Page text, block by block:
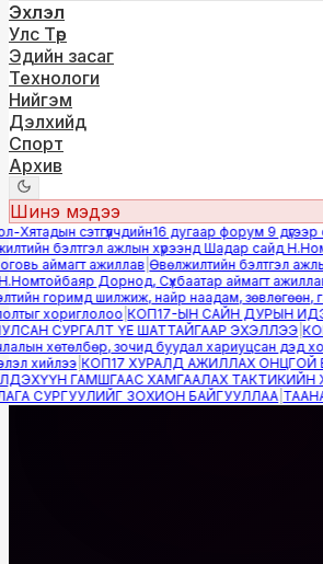
Эхлэл
Улс Төр
Эдийн засаг
Технологи
Нийгэм
Дэлхийд
Спорт
Архив
Шинэ мэдээ
сэтгүүлчдийн16 дугаар форум 9 дүгээр
бэлтгэл ажлын хүрээнд Шадар сайд
аймагт ажиллав|Өвөлжилтийн бэлтгэл
Дорнод, Сүхбаатар аймагт ажиллав|
горимд шилжиж, найр наадам, зөвлөгөөн,
хориглолоо|КОП17-ЫН САЙН ДУРЫН
СУРГАЛТ ҮЕ ШАТТАЙГААР ЭХЭЛЛЭЭ|
хөтөлбөр, зочид буудал хариуцсан дэд
хийлээ|КОП17 ХУРАЛД АЖИЛЛАХ ОНЦГОЙ
ГАМШГААС ХАМГААЛАХ ТАКТИКИЙН
СУРГУУЛИЙГ ЗОХИОН БАЙГУУЛЛАА|